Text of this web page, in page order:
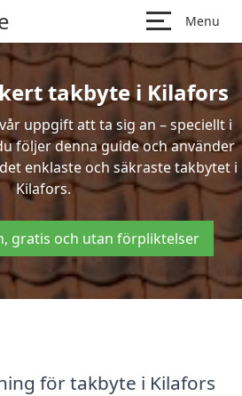
Menu
takbyte i Kilafors
uppgift att ta sig an – speciellt i
följer denna guide och använder
enklaste och säkraste takbytet i
Kilafors.
gratis och utan förpliktelser
för takbyte i Kilafors